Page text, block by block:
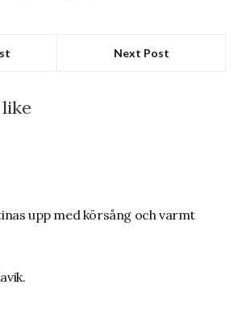
Next Post
upp med körsång och varmt